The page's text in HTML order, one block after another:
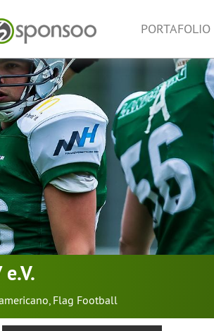
PORTAFOLIO
, Flag Football